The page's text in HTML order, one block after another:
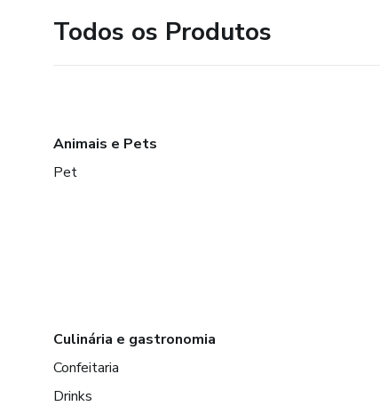
Todos os Produtos
Animais e Pets
Pet
Culinária e gastronomia
Confeitaria
Drinks